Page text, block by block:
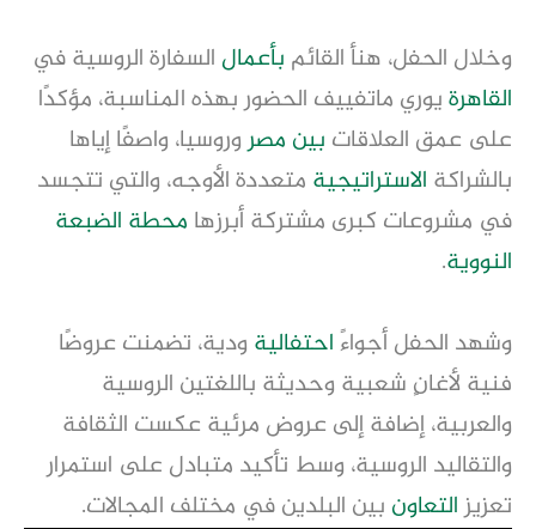
وخلال الحفل، هنأ القائم بأعمال السفارة الروسية في
القاهرةيوري ماتفييف الحضور بهذه المناسبة، مؤكدًا
على عمق العلاقات بين مصروروسيا، واصفًا إياها
بالشراكة الاستراتيجية متعددة الأوجه، والتي تتجسد
في مشروعات كبرى مشتركة أبرزها محطة الضبعة
النووية.
وشهد الحفل أجواءًاحتفالية ودية، تضمنت عروضًا
فنية لأغانٍ شعبية وحديثة باللغتين الروسية
والعربية، إضافة إلى عروض مرئية عكست الثقافة
والتقاليد الروسية، وسط تأكيد متبادل على استمرار
تعزيزالتعاون بين البلدين في مختلف المجالات.